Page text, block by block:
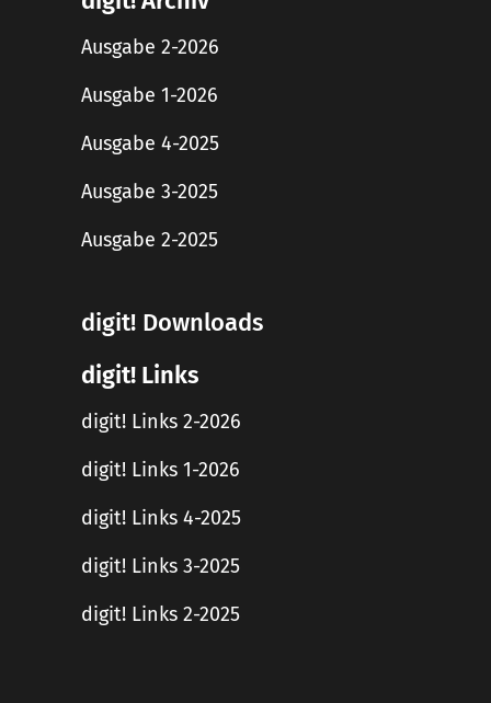
Ausgabe 2-2026
Ausgabe 1-2026
Ausgabe 4-2025
Ausgabe 3-2025
Ausgabe 2-2025
digit! Downloads
digit! Links
digit! Links 2-2026
digit! Links 1-2026
digit! Links 4-2025
digit! Links 3-2025
digit! Links 2-2025